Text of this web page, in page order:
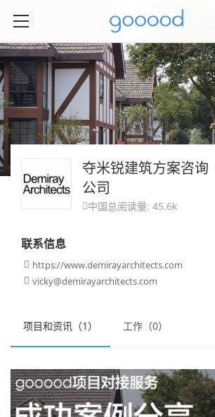
项目和资讯（1） 工作（0）
夺米锐建筑方案咨询
公司
 中国总阅读量: 45.6k
联系信息
 https://www.demirayarchitects.com
 vicky@demirayarchitects.com